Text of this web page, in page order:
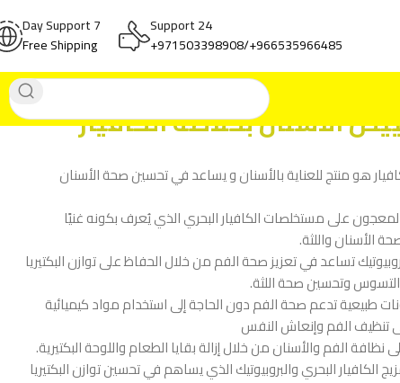
24 Support
966535966485+/971503398908+
7 Day Support
Free Shipping
الاسنان بخلاصة الكافيار
هو منتج للعناية بالأسنان و يساعد في تحسين صحة الأسنان
على مستخلصات الكافيار البحري الذي يُعرف بكونه غنيًا
الأسنان واللثة.
تساعد في تعزيز صحة الفم من خلال الحفاظ على توازن البكتيريا
وتحسين صحة اللثة.
طبيعية تدعم صحة الفم دون الحاجة إلى استخدام مواد كيميائية
تنظيف الفم وإنعاش النفس
الفم والأسنان من خلال إزالة بقايا الطعام واللوحة البكتيرية.
الكافيار البحري والبروبيوتيك الذي يساهم في تحسين توازن البكتيريا